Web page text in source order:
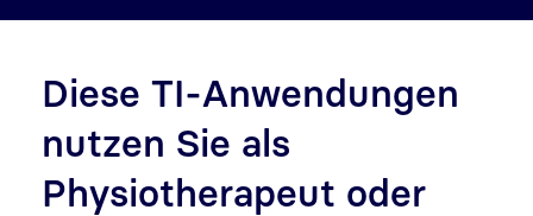
Diese TI-Anwendungen
nutzen Sie als
Physiotherapeut oder